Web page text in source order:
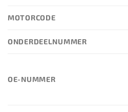
MOTORCODE
ONDERDEELNUMMER
OE-NUMMER